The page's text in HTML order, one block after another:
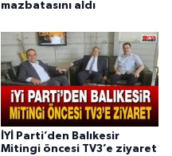
mazbatasını aldı
İYİ Parti’den Balıkesir
Mitingi öncesi TV3’e ziyaret